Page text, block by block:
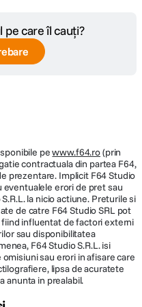
care îl cauți?
pewww.f64.ro(prin
contractuala din partea F64,
prezentare. Implicit F64 Studio
eventualele erori de pret sau
la nicio actiune. Preturile si
de catre F64 Studio SRL pot
influentat de factori externi
sau disponibilitatea
F64 Studio S.R.L. isi
sau erori in afisare care
lipsa de acuratete
anunta in prealabil.